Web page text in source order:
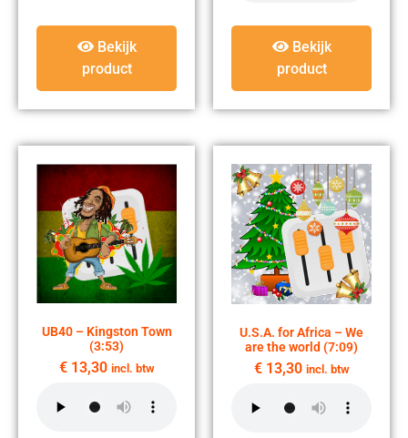
Bekijk
product
Bekijk
product
UB40 – Kingston Town
(3:53)
€13,30 incl. btw
U.S.A. for Africa – We
are the world (7:09)
€13,30 incl. btw